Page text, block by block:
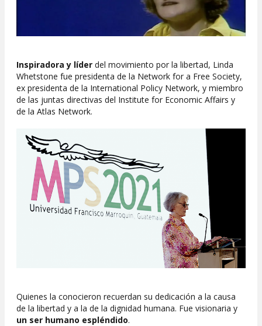
Inspiradora y líder del movimiento por la libertad, Linda
Whetstone fue presidenta de la Network for a Free Society,
ex presidenta de la International Policy Network, y miembro
de las juntas directivas del Institute for Economic Affairs y
de la Atlas Network.
Quienes la conocieron recuerdan su dedicación a la causa
de la libertad y a la de la dignidad humana. Fue visionaria y
un ser humano espléndido.